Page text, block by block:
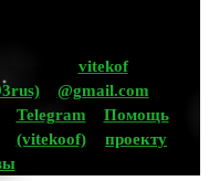
vitekof
@gmail.com
Telegram
(vitekoof)
Помощь
проекту